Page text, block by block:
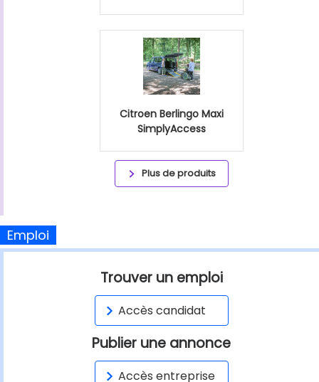
Citroen Berlingo Maxi
SimplyAccess
Plus de produits
Emploi
Trouver un emploi
Accès candidat
Publier une annonce
Accès entreprise